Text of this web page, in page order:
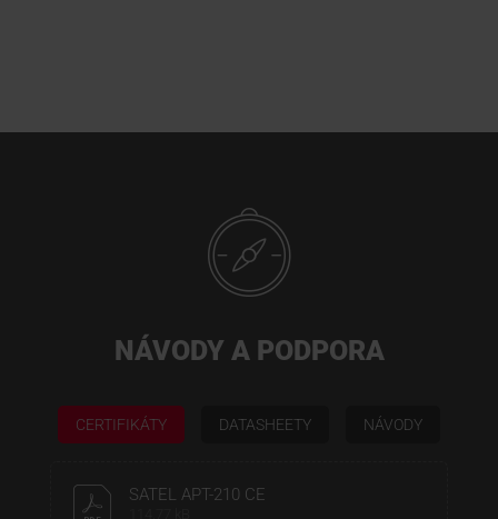
NÁVODY A PODPORA
CERTIFIKÁTY DATASHEETY NÁVODY
SATEL APT-210 CE